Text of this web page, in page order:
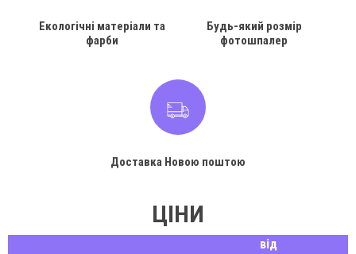
Екологічні матеріали та
фарби
Будь-який розмір
фотошпалер
Доставка Новою поштою
ЦІНИ
від